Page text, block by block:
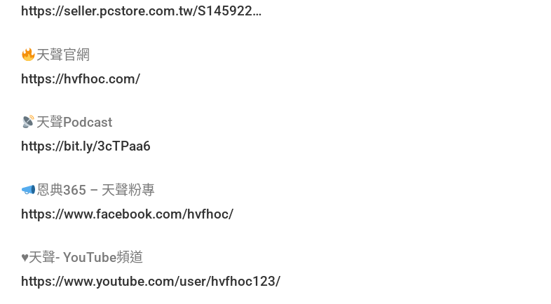
https://seller.pcstore.com.tw/S145922…
天聲官網
https://hvfhoc.com/
天聲Podcast
https://bit.ly/3cTPaa6
恩典365 – 天聲粉專
https://www.facebook.com/hvfhoc/
♥天聲- YouTube頻道
https://www.youtube.com/user/hvfhoc123/